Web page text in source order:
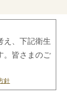
え、下記衛生
。皆さまのご
針